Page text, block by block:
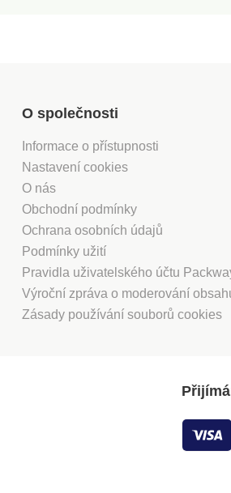
O společnosti
Informace o přístupnosti
Nastavení cookies
O nás
Obchodní podmínky
Ochrana osobních údajů
Podmínky užití
Pravidla uživatelského účtu
Výroční zpráva o moderování
Zásady používání souborů cookies